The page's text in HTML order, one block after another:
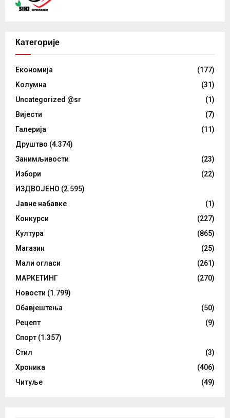
Категорије
Eкономија
(177)
Kолумнa
(31)
Uncategorized @sr
(1)
Вијести
(7)
Галерија
(11)
Друштво (4.374)
Занимљивости
(23)
Избори
(22)
ИЗДВОЈЕНО (2.595)
Јавне набавке
(1)
Конкурси
(227)
Култура
(865)
Магазин
(25)
Мали огласи
(261)
МАРКЕТИНГ
(270)
Новости (1.799)
Обавјештења
(50)
Рецепт
(9)
Спорт (1.357)
Стил
(3)
Хроника
(406)
Читуље
(49)